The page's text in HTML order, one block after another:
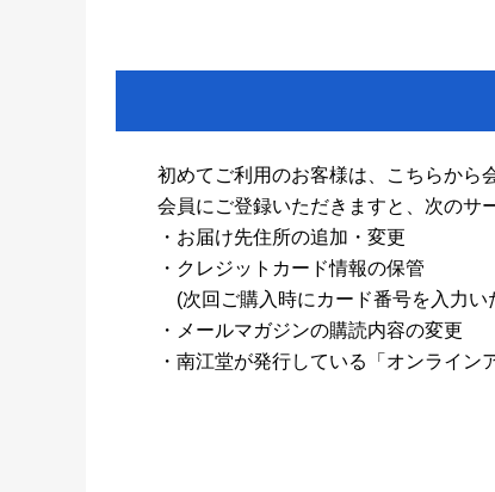
初めてご利用のお客様は、こちらから
会員にご登録いただきますと、次のサ
・お届け先住所の追加・変更
・クレジットカード情報の保管
(次回ご購入時にカード番号を入力い
・メールマガジンの購読内容の変更
・南江堂が発行している「オンライ